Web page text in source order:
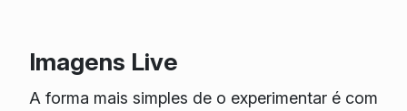
Imagens Live
A forma mais simples de o experimentar é com